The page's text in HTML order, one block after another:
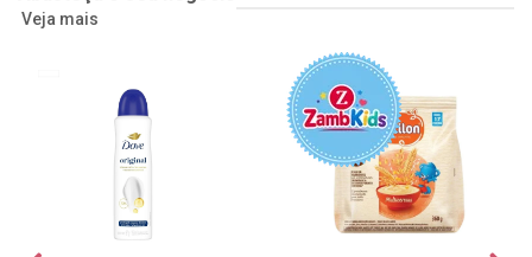
Veja mais